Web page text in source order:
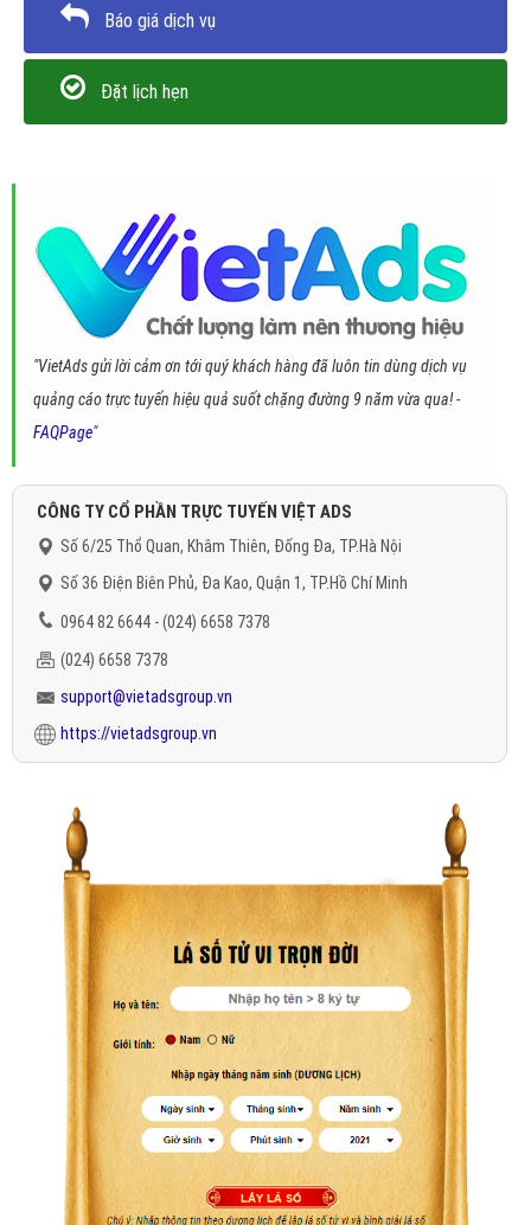
Báo giá dịch vụ
Đặt lịch hẹn
"VietAds gửi lời cảm ơn tới quý khách hàng đã luôn tin dùng dịch vụ
quảng cáo trực tuyến hiệu quả suốt chặng đường 9 năm vừa qua! -
FAQPage"
CÔNG TY CỔ PHẦN TRỰC TUYẾN VIỆT ADS
Số 6/25 Thổ Quan, Khâm Thiên, Đống Đa, TP.Hà Nội
Số 36 Điện Biên Phủ, Đa Kao, Quận 1, TP.Hồ Chí Minh
0964 82 6644 - (024) 6658 7378
(024) 6658 7378
support@vietadsgroup.vn
https://vietadsgroup.vn